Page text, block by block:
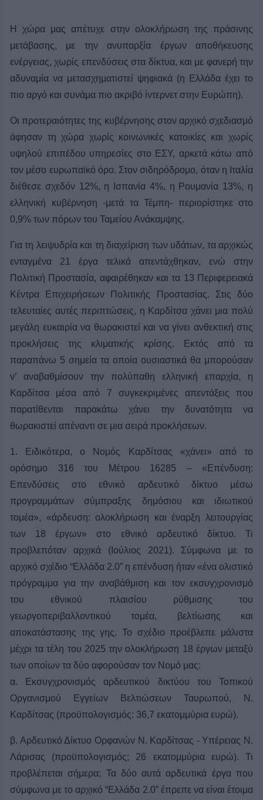
Η χώρα μας απέτυχε στην ολοκλήρωση της πράσινης
μετάβασης, με την ανυπαρξία έργων αποθήκευσης
ενέργειας, χωρίς επενδύσεις στα δίκτυα, και με φανερή την
αδυναμία να μετασχηματιστεί ψηφιακά (η Ελλάδα έχει το
πιο αργό και συνάμα πιο ακριβό ίντερνετ στην Ευρώπη).
Οι προτεραιότητες της κυβέρνησης στον αρχικό σχεδιασμό
άφησαν τη χώρα χωρίς κοινωνικές κατοικίες και χωρίς
υψηλού επιπέδου υπηρεσίες στο ΕΣΥ, αρκετά κάτω από
τον μέσο ευρωπαϊκό όρο. Στον σιδηρόδρομο, όταν η Ιταλία
διέθεσε σχεδόν 12%, η Ισπανία 4%, η Ρουμανία 13%, η
ελληνική κυβέρνηση -μετά τα Τέμπη- περιορίστηκε στο
0,9% των πόρων του Ταμείου Ανάκαμψης.
Για τη λειψυδρία και τη διαχείριση των υδάτων, τα αρχικώς
ενταγμένα 21 έργα τελικά απεντάχθηκαν, ενώ στην
Πολιτική Προστασία, αφαιρέθηκαν και τα 13 Περιφερειακά
Κέντρα Επιχειρήσεων Πολιτικής Προστασίας. Στις δύο
τελευταίες αυτές περιπτώσεις, η Καρδίτσα χάνει μια πολύ
μεγάλη ευκαιρία να θωρακιστεί και να γίνει ανθεκτική στις
προκλήσεις της κλιματικής κρίσης. Εκτός από τα
παραπάνω 5 σημεία τα οποία ουσιαστικά θα μπορούσαν
ν’ αναβαθμίσουν την πολύπαθη ελληνική επαρχία, η
Καρδίτσα μέσα από 7 συγκεκριμένες απεντάξεις που
παρατίθενται παρακάτω χάνει την δυνατότητα να
θωρακιστεί απέναντι σε μια σειρά προκλήσεων.
1. Ειδικότερα, ο Νομός Καρδίτσας «χάνει» από το
ορόσημο 316 του Μέτρου 16285 – «Επένδυση:
Επενδύσεις στο εθνικό αρδευτικό δίκτυο μέσω
προγραμμάτων σύμπραξης δημόσιου και ιδιωτικού
τομέα», «άρδευση: ολοκλήρωση και έναρξη λειτουργίας
των 18 έργων» στο εθνικό αρδευτικό δίκτυο. Τι
προβλεπόταν αρχικά (Ιούλιος 2021). Σύμφωνα με το
αρχικό σχέδιο “Ελλάδα 2.0” η επένδυση ήταν «ένα ολιστικό
πρόγραμμα για την αναβάθμιση και τον εκσυγχρονισμό
του εθνικού πλαισίου ρύθμισης του
γεωργοπεριβαλλοντικού τομέα, βελτίωσης και
αποκατάστασης της γης. Το σχέδιο προέβλεπε μάλιστα
μέχρι τα τέλη του 2025 την ολοκλήρωση 18 έργων μεταξύ
των οποίων τα δύο αφορούσαν τον Νομό μας:
α. Εκσυγχρονισμός αρδευτικού δικτύου του Τοπικού
Οργανισμού Εγγείων Βελτιώσεων Ταυρωπού, Ν.
Καρδίτσας (προϋπολογισμός: 36,7 εκατομμύρια ευρώ).
β. Αρδευτικό Δίκτυο Ορφανών Ν. Καρδίτσας - Υπέρειας Ν.
Λάρισας (προϋπολογισμός; 26 εκατομμύρια ευρώ). Τι
προβλέπεται σήμερα; Τα δύο αυτά αρδευτικά έργα που
σύμφωνα με το αρχικό “Ελλάδα 2.0” έπρεπε να είναι έτοιμα